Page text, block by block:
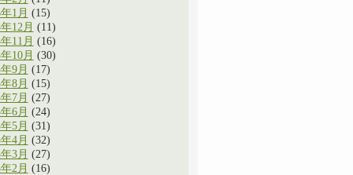
1月 (15)
12月 (11)
11月 (16)
10月 (30)
9月 (17)
8月 (15)
7月 (27)
6月 (24)
5月 (31)
4月 (32)
3月 (27)
2月 (16)